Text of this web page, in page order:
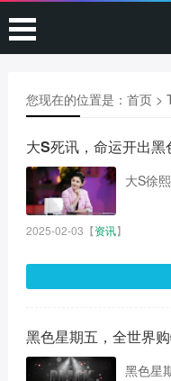
您现在的位置是： 首页>
大S死讯，命运开出黑
大S徐
2025-02-03 【资讯】
黑色星期五，全世界
黑色星